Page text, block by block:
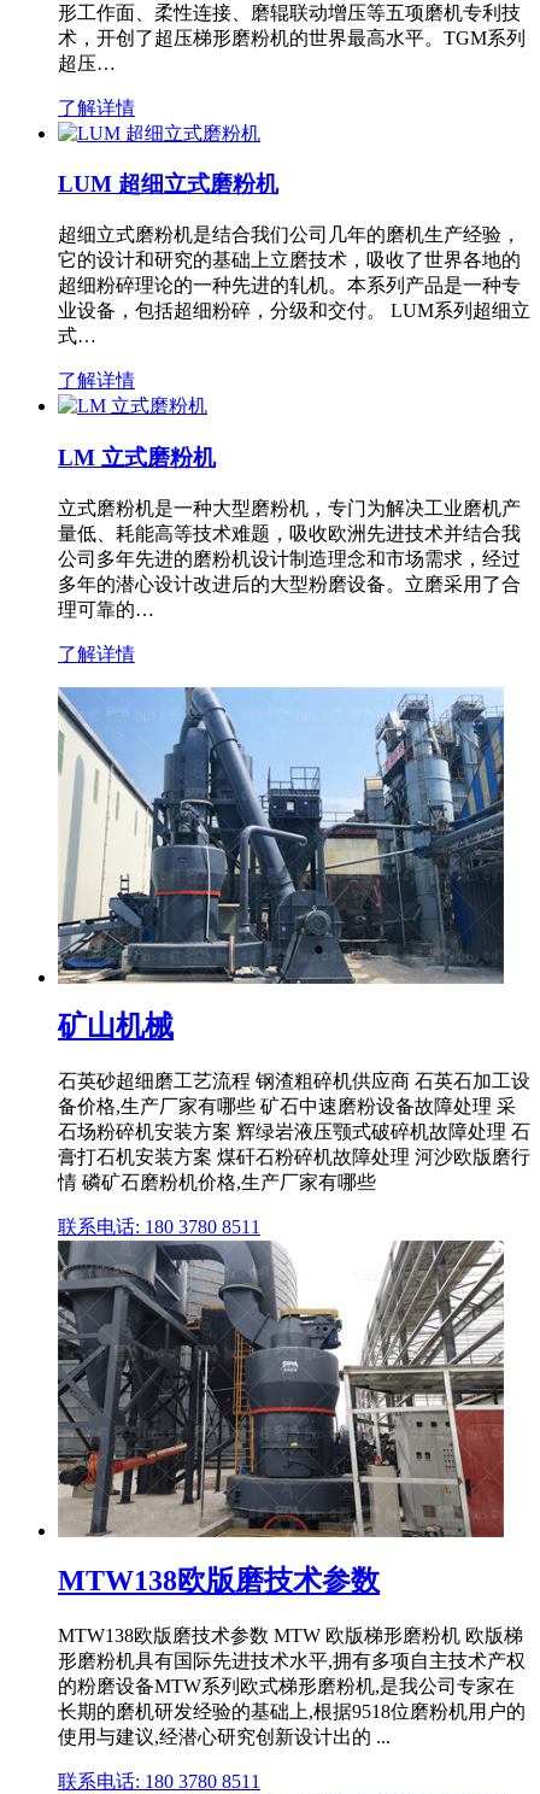
形工作面、柔性连接、磨辊联动增压等五项磨机专利技
术，开创了超压梯形磨粉机的世界最高水平。TGM系列
超压…
了解详情
LUM 超细立式磨粉机
超细立式磨粉机是结合我们公司几年的磨机生产经验，
它的设计和研究的基础上立磨技术，吸收了世界各地的
超细粉碎理论的一种先进的轧机。本系列产品是一种专
业设备，包括超细粉碎，分级和交付。 LUM系列超细立
式…
了解详情
LM 立式磨粉机
立式磨粉机是一种大型磨粉机，专门为解决工业磨机产
量低、耗能高等技术难题，吸收欧洲先进技术并结合我
公司多年先进的磨粉机设计制造理念和市场需求，经过
多年的潜心设计改进后的大型粉磨设备。立磨采用了合
理可靠的…
了解详情
矿山机械
石英砂超细磨工艺流程 钢渣粗碎机供应商 石英石加工设
备价格,生产厂家有哪些 矿石中速磨粉设备故障处理 采
石场粉碎机安装方案 辉绿岩液压颚式破碎机故障处理 石
膏打石机安装方案 煤矸石粉碎机故障处理 河沙欧版磨行
情 磷矿石磨粉机价格,生产厂家有哪些
联系电话: 180 3780 8511
MTW138欧版磨技术参数
MTW138欧版磨技术参数 MTW 欧版梯形磨粉机 欧版梯
形磨粉机具有国际先进技术水平,拥有多项自主技术产权
的粉磨设备MTW系列欧式梯形磨粉机,是我公司专家在
长期的磨机研发经验的基础上,根据9518位磨粉机用户的
使用与建议,经潜心研究创新设计出的 ...
联系电话: 180 3780 8511